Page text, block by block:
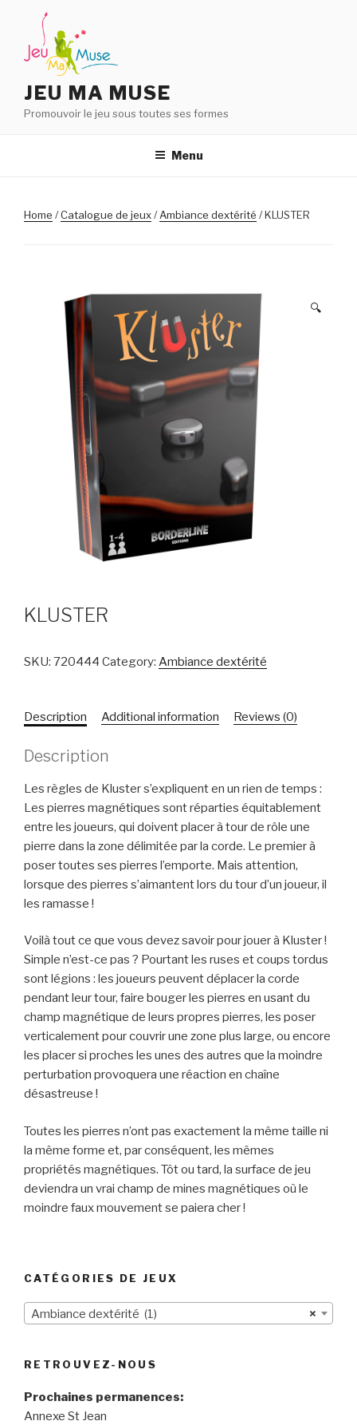
contenu
principal
JEU MA MUSE
Promouvoir le jeu sous toutes ses formes
Menu
Home /Catalogue de jeux/Ambiance dextérité / KLUSTER
🔍
KLUSTER
SKU: 720444 Category: Ambiance dextérité
Description Additional information Reviews (0)
Description
Les règles de Kluster s’expliquent en un rien de temps :
Les pierres magnétiques sont réparties équitablement
entre les joueurs, qui doivent placer à tour de rôle une
pierre dans la zone délimitée par la corde. Le premier à
poser toutes ses pierres l’emporte. Mais attention,
lorsque des pierres s’aimantent lors du tour d’un joueur, il
les ramasse !
Voilà tout ce que vous devez savoir pour jouer à Kluster !
Simple n’est-ce pas ? Pourtant les ruses et coups tordus
sont légions : les joueurs peuvent déplacer la corde
pendant leur tour, faire bouger les pierres en usant du
champ magnétique de leurs propres pierres, les poser
verticalement pour couvrir une zone plus large, ou encore
les placer si proches les unes des autres que la moindre
perturbation provoquera une réaction en chaîne
désastreuse !
Toutes les pierres n’ont pas exactement la même taille ni
la même forme et, par conséquent, les mêmes
propriétés magnétiques. Tôt ou tard, la surface de jeu
deviendra un vrai champ de mines magnétiques où le
moindre faux mouvement se paiera cher !
CATÉGORIES DE JEUX
×
Ambiance dextérité (1)
RETROUVEZ-NOUS
Prochaines permanences:
Annexe St Jean